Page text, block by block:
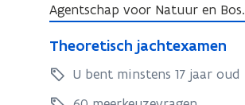
Agentschap voor Natuur en Bos.
h
e
o
Theoretisch jachtexamen
T
h
e
U bent minstens 17 jaar oud